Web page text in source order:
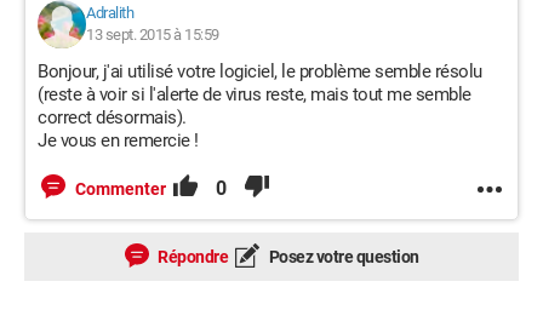
Adralith
13 sept. 2015 à 15:59
Bonjour, j'ai utilisé votre logiciel, le problème semble résolu
(reste à voir si l'alerte de virus reste, mais tout me semble
correct désormais).
Je vous en remercie !
Commenter 0
Répondre Posez votre question